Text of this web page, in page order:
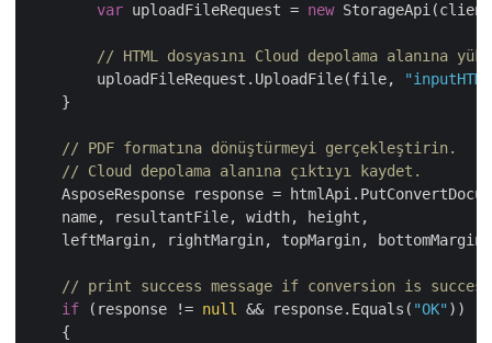
var uploadFileRequest = new
// HTML dosyasını Cloud depolama alanına
        uploadFileRequest.UploadFile(file,
    }
// PDF formatına dönüştürmeyi gerçekleştirin.
// Cloud depolama alanına çıktıyı kaydet.
AsposeResponse response =
    name, resultantFile, width, height,
leftMargin, rightMargin, topMargin,
// print success message if conversion is
if (response != null && response.Equals( "OK" ))
    {